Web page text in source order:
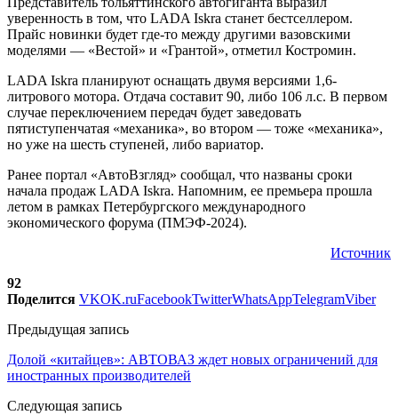
уверенность в том, что LADA Iskra станет бестселлером.
Прайс новинки будет где-то между другими вазовскими
моделями — «Вестой» и «Грантой», отметил Костромин.
LADA Iskra планируют оснащать двумя версиями 1,6-
литрового мотора. Отдача составит 90, либо 106 л.с. В первом
случае переключением передач будет заведовать
пятиступенчатая «механика», во втором — тоже «механика»,
но уже на шесть ступеней, либо вариатор.
Ранее портал «АвтоВзгляд» сообщал, что названы сроки
начала продаж LADA Iskra. Напомним, ее премьера прошла
летом в рамках Петербургского международного
экономического форума (ПМЭФ-2024).
Источник
92
Поделится VKOK.ruFacebookTwitterWhatsAppTelegramViber
Предыдущая запись
Долой «китайцев»: АВТОВАЗ ждет новых ограничений для
иностранных производителей
Следующая запись